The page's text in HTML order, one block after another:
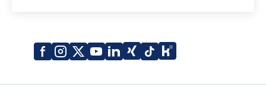
Facebook
Instagram
X
YouTube
LinkedIn
Xing TiktokKununu